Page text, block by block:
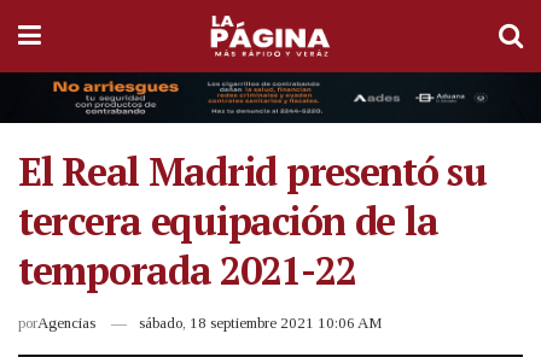
El Real Madrid presentó su
tercera equipación de la
temporada 2021-22
porAgencias sábado, 18 septiembre 2021 10:06 AM